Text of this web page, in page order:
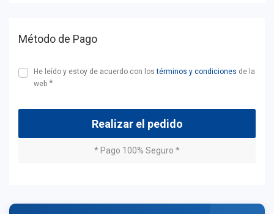
Método de Pago
He leído y estoy de acuerdo con lostérminos y condiciones de la
web *
Realizar el pedido
* Pago 100% Seguro *